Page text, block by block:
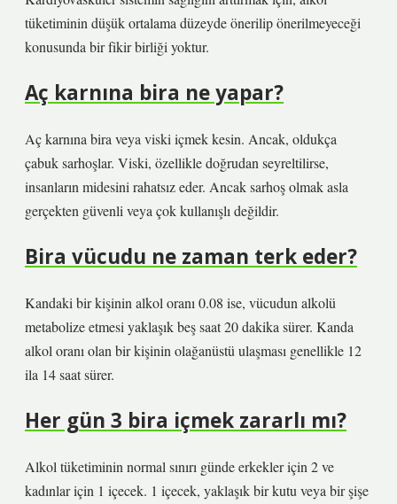
tüketiminin düşük ortalama düzeyde önerilip önerilmeyeceği
konusunda bir fikir birliği yoktur.
Aç karnına bira ne yapar?
Aç karnına bira veya viski içmek kesin. Ancak, oldukça
çabuk sarhoşlar. Viski, özellikle doğrudan seyreltilirse,
insanların midesini rahatsız eder. Ancak sarhoş olmak asla
gerçekten güvenli veya çok kullanışlı değildir.
Bira vücudu ne zaman terk eder?
Kandaki bir kişinin alkol oranı 0.08 ise, vücudun alkolü
metabolize etmesi yaklaşık beş saat 20 dakika sürer. Kanda
alkol oranı olan bir kişinin olağanüstü ulaşması genellikle 12
ila 14 saat sürer.
Her gün 3 bira içmek zararlı mı?
Alkol tüketiminin normal sınırı günde erkekler için 2 ve
kadınlar için 1 içecek. 1 içecek, yaklaşık bir kutu veya bir şişe